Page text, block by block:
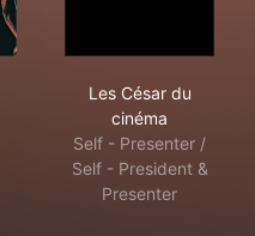
Les César du
cinéma
Self - Presenter /
Self - President &
Presenter